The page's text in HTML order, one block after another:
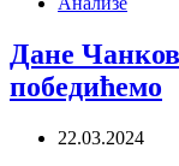
Дане
победићемо
22.03.2024